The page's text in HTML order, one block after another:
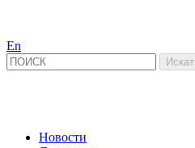
En
Новости